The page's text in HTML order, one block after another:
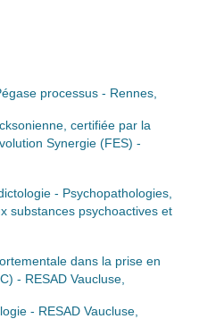
processus - Rennes,
certifiée par la
Synergie (FES) -
- Psychopathologies,
substances psychoactives et
dans la prise en
- RESAD Vaucluse,
- RESAD Vaucluse,